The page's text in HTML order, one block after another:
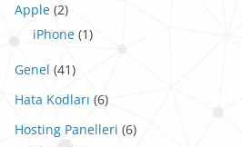
Apple (2)
iPhone (1)
Genel (41)
Hata Kodları (6)
Hosting Panelleri (6)